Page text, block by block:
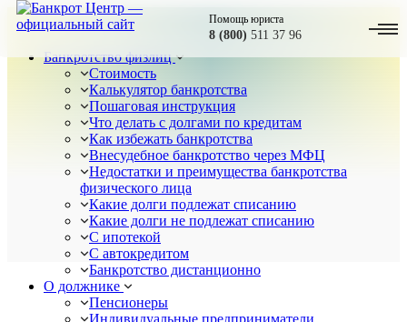
Помощь юриста
8 (800) 511 37 96
Банкротство физлиц
Стоимость
Калькулятор банкротства
Пошаговая инструкция
Что делать с долгами по кредитам
Как избежать банкротства
Внесудебное банкротство через МФЦ
Недостатки и преимущества банкротства
физического лица
Какие долги подлежат списанию
Какие долги не подлежат списанию
С ипотекой
С автокредитом
Банкротство дистанционно
О должнике
Пенсионеры
Индивидуальные предприниматели